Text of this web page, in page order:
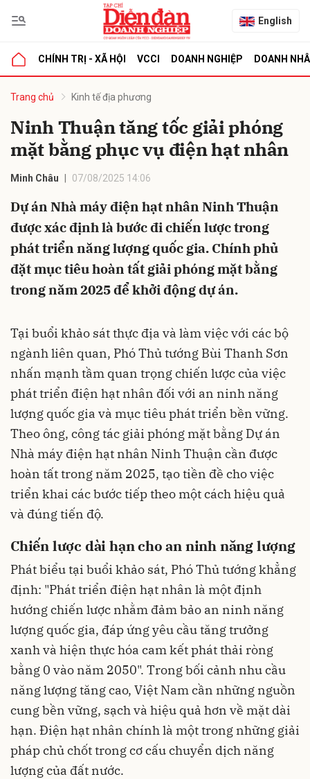
English
CHÍNH TRỊ - XÃ HỘI VCCI DOANH NGHIỆP DOANH
Trang chủ Kinh tế địa phương
Ninh Thuận tăng tốc giải phóng
mặt bằng phục vụ điện hạt nhân
Minh Châu 07/08/2025 14:06
Dự án Nhà máy điện hạt nhân Ninh Thuận
được xác định là bước đi chiến lược trong
phát triển năng lượng quốc gia. Chính phủ
đặt mục tiêu hoàn tất giải phóng mặt bằng
trong năm 2025 để khởi động dự án.
Tại buổi khảo sát thực địa và làm việc với các bộ
ngành liên quan, Phó Thủ tướng Bùi Thanh Sơn
nhấn mạnh tầm quan trọng chiến lược của việc
phát triển điện hạt nhân đối với an ninh năng
lượng quốc gia và mục tiêu phát triển bền vững.
Theo ông, công tác giải phóng mặt bằng Dự án
Nhà máy điện hạt nhân Ninh Thuận cần được
hoàn tất trong năm 2025, tạo tiền đề cho việc
triển khai các bước tiếp theo một cách hiệu quả
và đúng tiến độ.
Chiến lược dài hạn cho an ninh năng lượng
Phát biểu tại buổi khảo sát, Phó Thủ tướng khẳng
định: "Phát triển điện hạt nhân là một định
hướng chiến lược nhằm đảm bảo an ninh năng
lượng quốc gia, đáp ứng yêu cầu tăng trưởng
xanh và hiện thực hóa cam kết phát thải ròng
bằng 0 vào năm 2050". Trong bối cảnh nhu cầu
năng lượng tăng cao, Việt Nam cần những nguồn
cung bền vững, sạch và hiệu quả hơn về mặt dài
hạn. Điện hạt nhân chính là một trong những giải
pháp chủ chốt trong cơ cấu chuyển dịch năng
lượng của đất nước.
luận
Hủy